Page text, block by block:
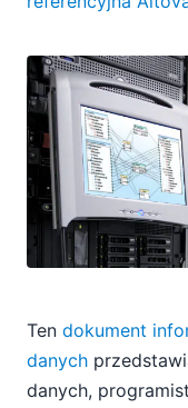
Ten dokument
danych
danych,